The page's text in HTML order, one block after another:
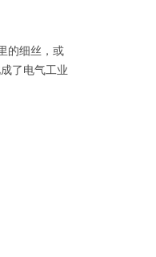
的细丝，或
了电气工业